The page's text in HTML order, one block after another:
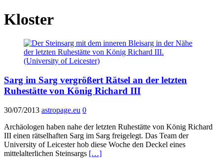
Kloster
Sarg im Sarg vergrößert Rätsel an der letzten
Ruhestätte von König Richard III
30/07/2013 astropage.eu 0
Archäologen haben nahe der letzten Ruhestätte von König Richard
III einen rätselhaften Sarg im Sarg freigelegt. Das Team der
University of Leicester hob diese Woche den Deckel eines
mittelalterlichen Steinsargs […]